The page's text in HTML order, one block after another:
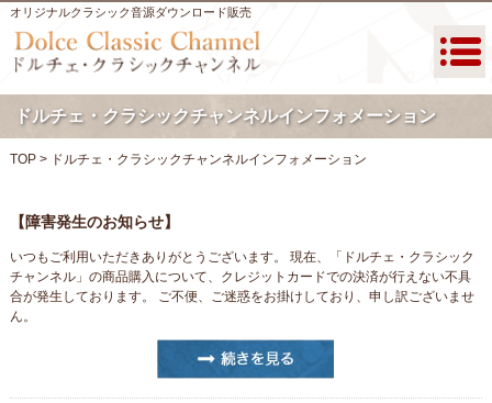
オリジナルクラシック音源ダウンロード販売
ドルチェ・クラシックチャンネルインフォメーション
TOP> ドルチェ・クラシックチャンネルインフォメーション
【障害発生のお知らせ】
いつもご利用いただきありがとうございます。 現在、「ドルチェ・クラシック
チャンネル」の商品購入について、クレジットカードでの決済が行えない不具
合が発生しております。 ご不便、ご迷惑をお掛けしており、申し訳ございませ
ん。